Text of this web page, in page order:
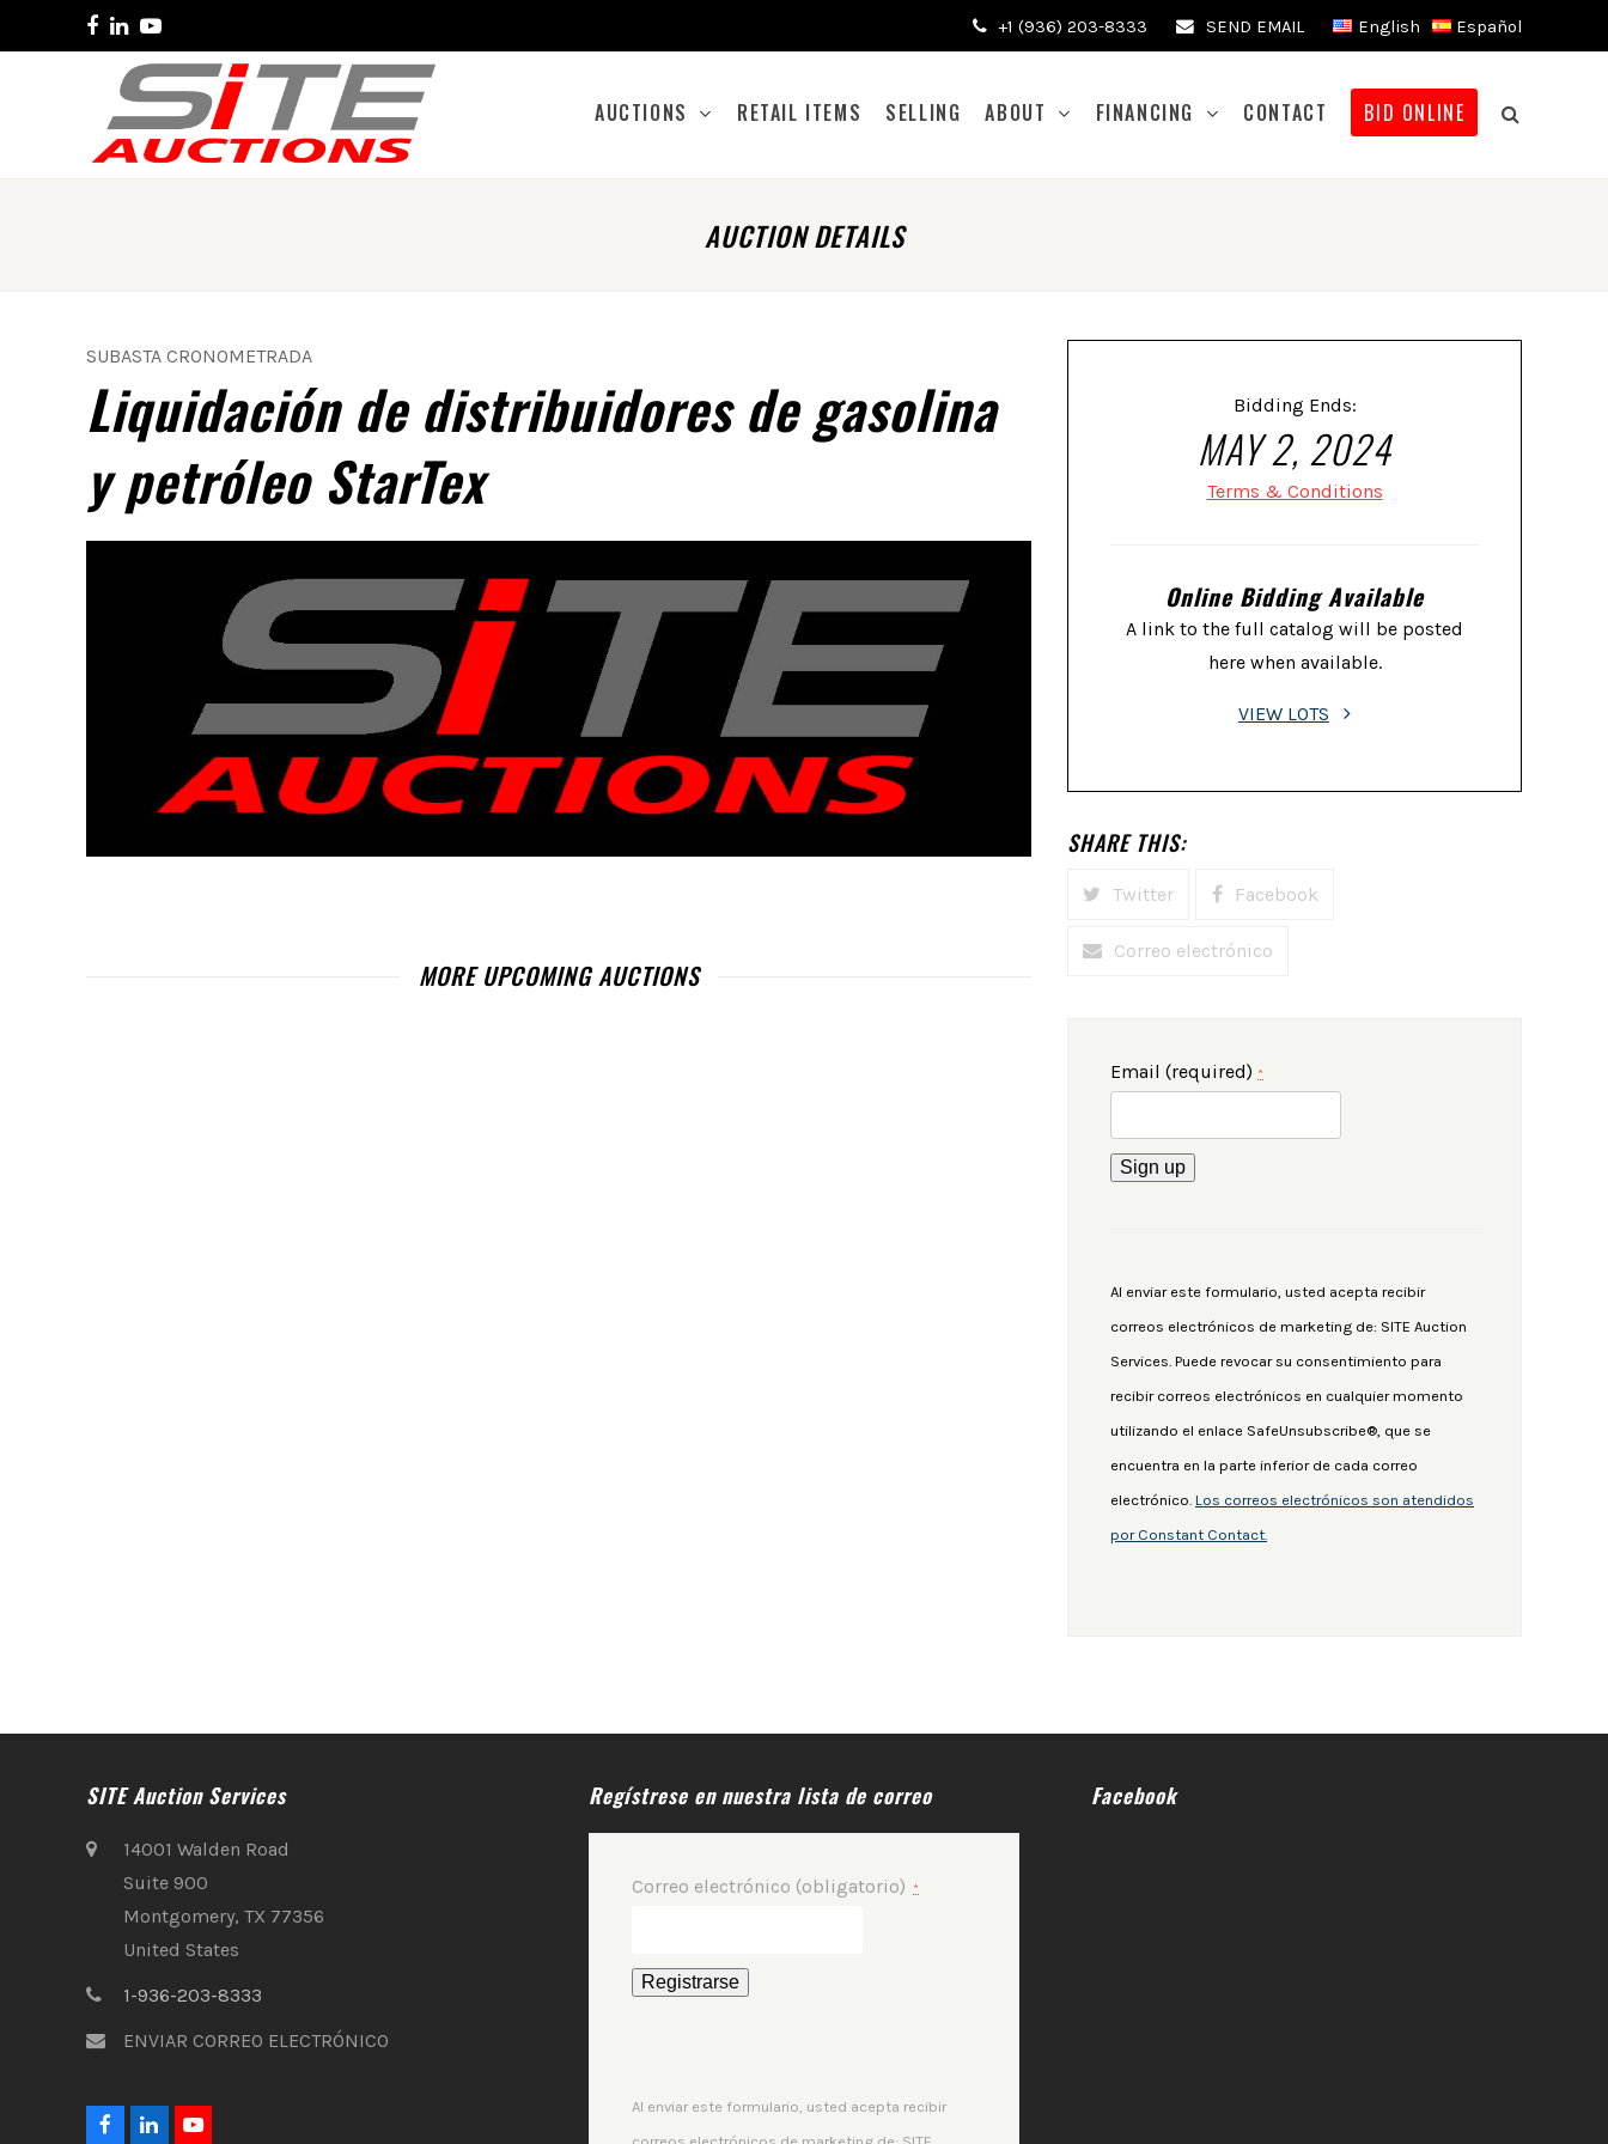
Facebook
LinkedIn
Youtube +1 (936) 203-8333 SEND EMAIL English Español
AUCTIONS RETAIL ITEMS SELLING ABOUT FINANCING CONTACT BID ONLINE
AUCTION DETAILS
SUBASTA CRONOMETRADA
Liquidación de distribuidores de gasolina
y petróleo StarTex
MORE UPCOMING AUCTIONS
Bidding Ends:
MAY 2, 2024
Terms & Conditions
Online Bidding Available
A link to the full catalog will be posted
here when available.
VIEW LOTS
SHARE THIS:
Twitter Facebook
Correo electrónico
Email (required) *
Al enviar este formulario, usted acepta recibir
correos electrónicos de marketing de: SITE Auction
Services. Puede revocar su consentimiento para
recibir correos electrónicos en cualquier momento
utilizando el enlace SafeUnsubscribe®, que se
encuentra en la parte inferior de cada correo
electrónico. Los correos electrónicos son atendidos
por Constant Contact.
SITE Auction Services
14001 Walden Road
Suite 900
Montgomery, TX 77356
United States
1-936-203-8333
ENVIAR CORREO ELECTRÓNICO
F
L
Y
Regístrese en nuestra lista de correo
Correo electrónico (obligatorio) *
Al enviar este formulario, usted acepta recibir
Facebook